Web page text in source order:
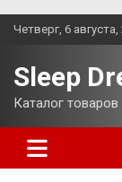
Перейти
Четверг, 6 августа,
Sleep
Каталог